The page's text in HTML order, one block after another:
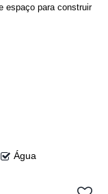
espaço para construir
Água